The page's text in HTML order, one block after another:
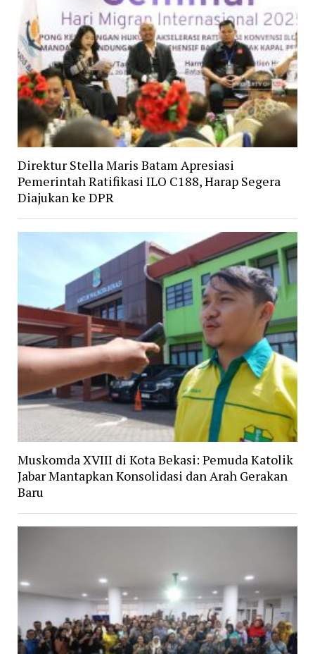
Direktur Stella Maris Batam Apresiasi
Pemerintah Ratifikasi ILO C188, Harap Segera
Diajukan ke DPR
Muskomda XVIII di Kota Bekasi: Pemuda Katolik
Jabar Mantapkan Konsolidasi dan Arah Gerakan
Baru